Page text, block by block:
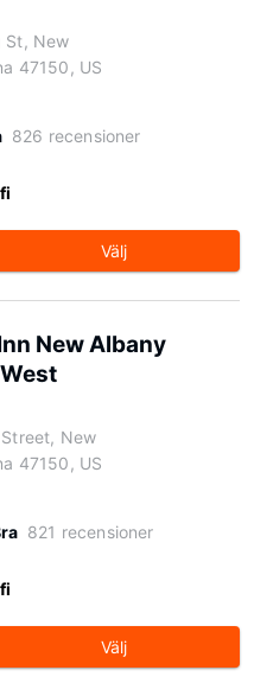
St, New
47150, US
826 recensioner
Välj
New Albany
New
47150, US
821 recensioner
Välj